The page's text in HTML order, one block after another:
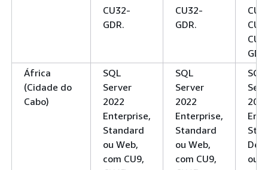
CU32-
GDR.
CU32-
GDR.
África
(Cidade do
Cabo)
SQL
Server
2022
Enterprise,
Standard
ou Web,
com CU9,
SQL
Server
2022
Enterprise,
Standard
ou Web,
com CU9,
SQL
ou